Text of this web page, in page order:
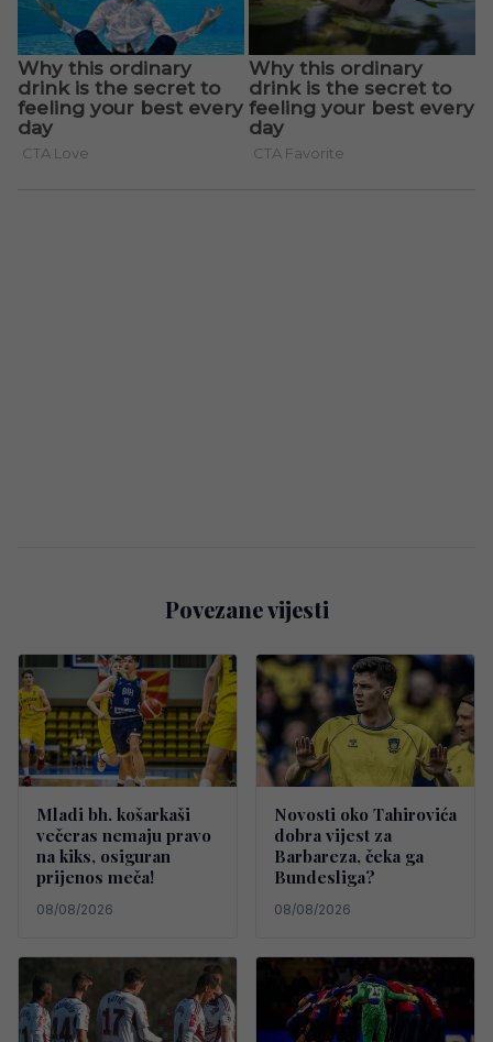
Povezane vijesti
Mladi bh. košarkaši
večeras nemaju pravo
na kiks, osiguran
prijenos meča!
08/08/2026
Novosti oko Tahirovića
dobra vijest za
Barbareza, čeka ga
Bundesliga?
08/08/2026